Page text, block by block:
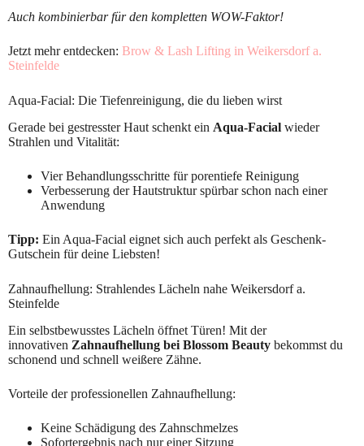
Auch kombinierbar für den kompletten WOW-Faktor!
Jetzt mehr entdecken: Brow & Lash Lifting in Weikersdorf a.
Steinfelde
Aqua-Facial: Die Tiefenreinigung, die du lieben wirst
Gerade bei gestresster Haut schenkt ein Aqua-Facial wieder
Strahlen und Vitalität:
Vier Behandlungsschritte für porentiefe Reinigung
Verbesserung der Hautstruktur spürbar schon nach einer
Anwendung
Tipp: Ein Aqua-Facial eignet sich auch perfekt als Geschenk-
Gutschein für deine Liebsten!
Zahnaufhellung: Strahlendes Lächeln nahe Weikersdorf a.
Steinfelde
Ein selbstbewusstes Lächeln öffnet Türen! Mit der
innovativen Zahnaufhellung bei Blossom Beauty bekommst du
schonend und schnell weißere Zähne.
Vorteile der professionellen Zahnaufhellung:
Keine Schädigung des Zahnschmelzes
Sofortergebnis nach nur einer Sitzung